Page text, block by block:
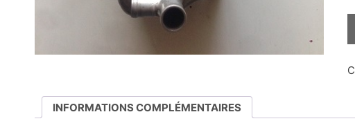
INFORMATIONS COMPLÉMENTAIRES